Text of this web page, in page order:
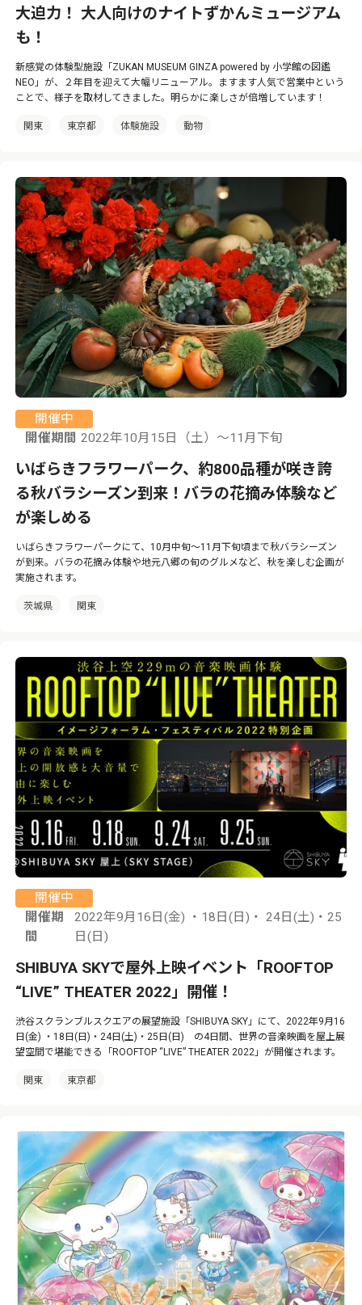
大迫力！ 大人向けのナイトずかんミュージアム
も！
新感覚の体験型施設「ZUKAN MUSEUM GINZA powered by 小学館の図鑑
NEO」が、２年目を迎えて大幅リニューアル。ますます人気で営業中という
ことで、様子を取材してきました。明らかに楽しさが倍増しています！
関東 東京都 体験施設 動物
開催中
開催期間 2022年10月15日（土）～11月下旬
いばらきフラワーパーク、約800品種が咲き誇
る秋バラシーズン到来！バラの花摘み体験など
が楽しめる
いばらきフラワーパークにて、10月中旬〜11月下旬頃まで秋バラシーズン
が到来。バラの花摘み体験や地元八郷の旬のグルメなど、秋を楽しむ企画が
実施されます。
茨城県 関東
開催中
開催期
間
2022年9月16日(金) ・18日(日)・ 24日(土)・25
日(日)
SHIBUYA SKYで屋外上映イベント「ROOFTOP
“LIVE” THEATER 2022」開催！
渋谷スクランブルスクエアの展望施設「SHIBUYA SKY」にて、2022年9月16
日(金) ・18日(日)・24日(土)・25日(日) の4日間、世界の音楽映画を屋上展
望空間で堪能できる「ROOFTOP “LIVE” THEATER 2022」が開催されます。
関東 東京都